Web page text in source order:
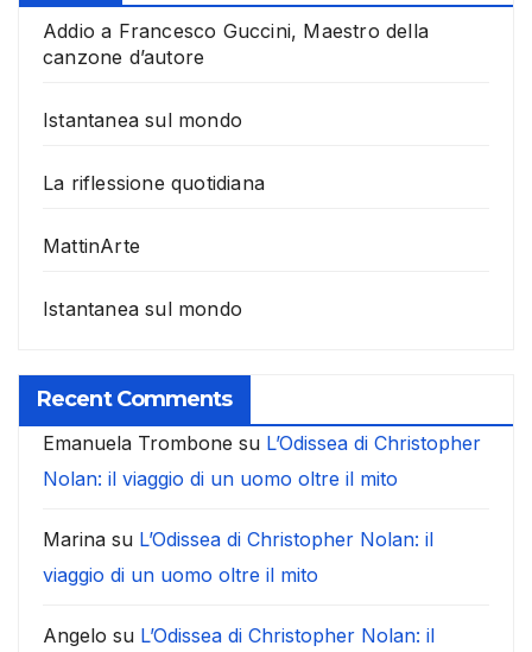
Addio a Francesco Guccini, Maestro della
canzone d’autore
Istantanea sul mondo
La riflessione quotidiana
MattinArte
Istantanea sul mondo
Recent Comments
Emanuela Trombone su L’Odissea di Christopher
Nolan: il viaggio di un uomo oltre il mito
Marina su L’Odissea di Christopher Nolan: il
viaggio di un uomo oltre il mito
Angelo su L’Odissea di Christopher Nolan: il